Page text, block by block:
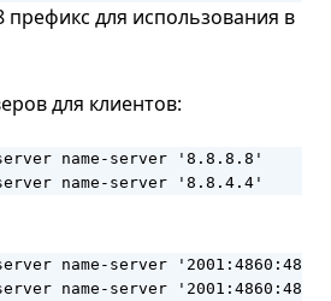
префикс для использования в
для клиентов:
name-server '8.8.8.8'
name-server '8.8.4.4'
name-server
name-server